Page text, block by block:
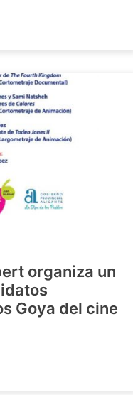
organiza un
Goya del cine